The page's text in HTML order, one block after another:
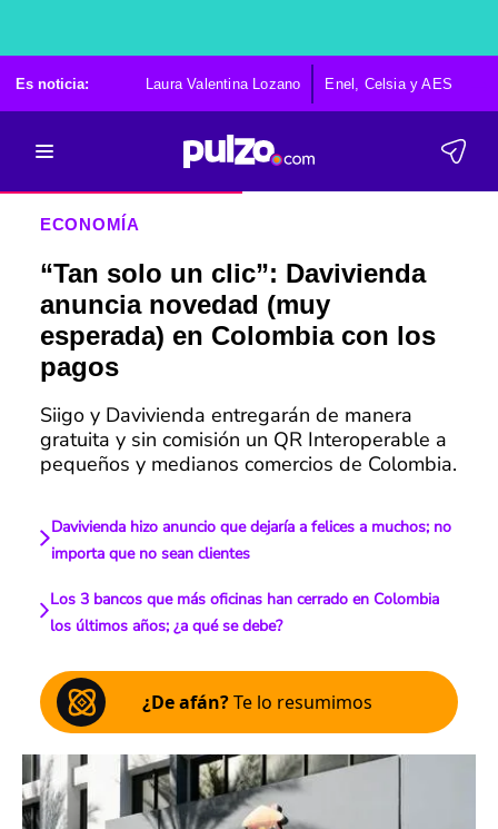
Es noticia: Laura Valentina Lozano Enel, Celsia y AES
ECONOMÍA
“Tan solo un clic”: Davivienda
anuncia novedad (muy
esperada) en Colombia con los
pagos
Siigo y Davivienda entregarán de manera
gratuita y sin comisión un QR Interoperable a
pequeños y medianos comercios de Colombia.
Davivienda hizo anuncio que dejaría a felices a muchos; no
importa que no sean clientes
Los 3 bancos que más oficinas han cerrado en Colombia
los últimos años; ¿a qué se debe?
¿De afán?Te lo resumimos